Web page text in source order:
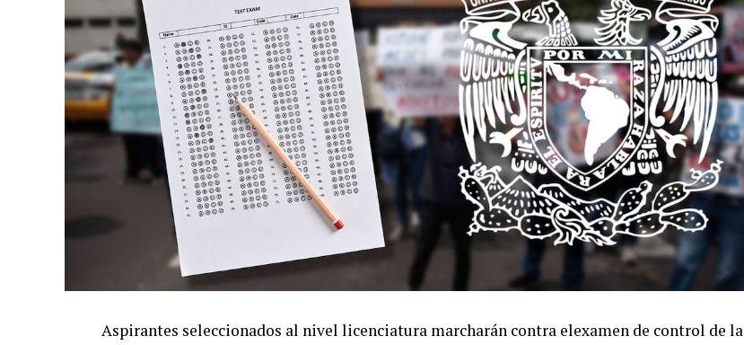
Aspirantes seleccionados al nivel licenciatura marcharán contra elexamen de control de la